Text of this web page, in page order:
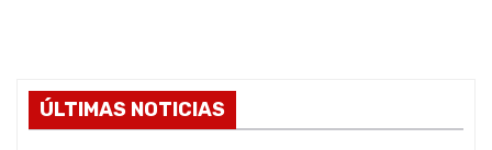
ÚLTIMAS NOTICIAS